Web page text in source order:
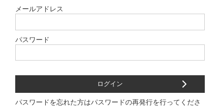
メールアドレス
パスワード
パスワードを忘れた方はパスワードの再発行を行ってくださ